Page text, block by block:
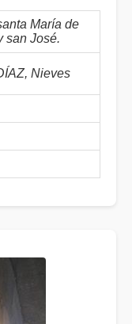
María de
san José.
Nieves